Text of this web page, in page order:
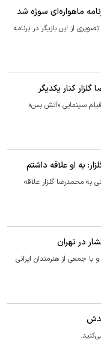
ماهواره‌ای سوژه شد
از این بازیگر در برنامه
کنار یکدیگر
در سال ۱۳۸۴ نقش اصلی فیلم سینمایی «آتش بس»
به محمدرضا گلزار علاقه
آمد و با جمعی از هنرمندان ایرانی